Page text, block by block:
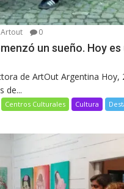
0
un sueño. Hoy es
de ArtOut Argentina Hoy,
de...
Centros Culturales Cultura